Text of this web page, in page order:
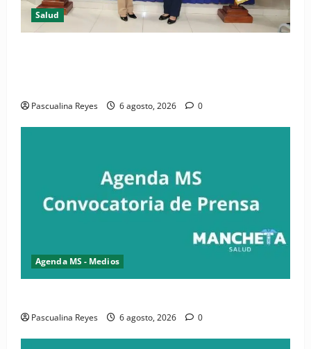
Salud
Pascualina Reyes 6 agosto, 2026 0
Agenda MS - Medios
Pascualina Reyes 6 agosto, 2026 0